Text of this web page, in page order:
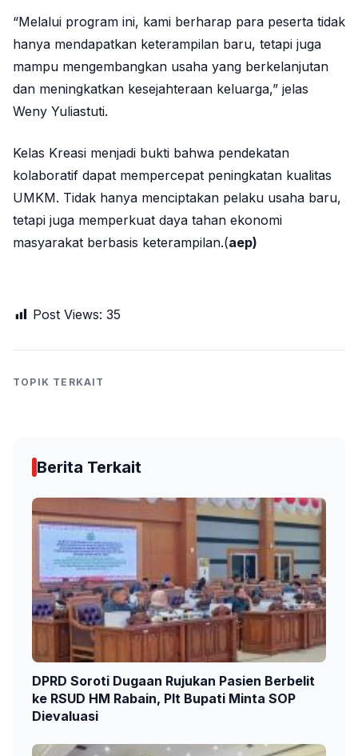
“Melalui program ini, kami berharap para peserta tidak
hanya mendapatkan keterampilan baru, tetapi juga
mampu mengembangkan usaha yang berkelanjutan
dan meningkatkan kesejahteraan keluarga,” jelas
Weny Yuliastuti.
Kelas Kreasi menjadi bukti bahwa pendekatan
kolaboratif dapat mempercepat peningkatan kualitas
UMKM. Tidak hanya menciptakan pelaku usaha baru,
tetapi juga memperkuat daya tahan ekonomi
masyarakat berbasis keterampilan.(aep)
Post Views: 35
TOPIK TERKAIT
Berita Terkait
DPRD Soroti Dugaan Rujukan Pasien Berbelit
ke RSUD HM Rabain, Plt Bupati Minta SOP
Dievaluasi